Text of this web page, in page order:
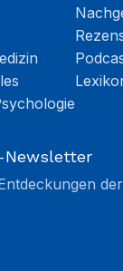
Newsletter